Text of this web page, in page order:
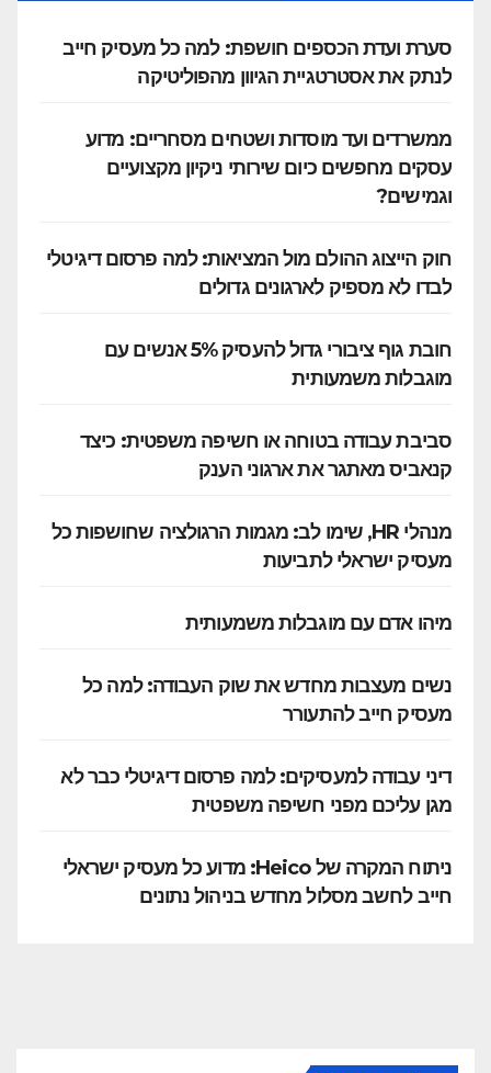
סערת ועדת הכספים חושפת: למה כל מעסיק חייב
לנתק את אסטרטגיית הגיוון מהפוליטיקה
ממשרדים ועד מוסדות ושטחים מסחריים: מדוע
עסקים מחפשים כיום שירותי ניקיון מקצועיים
וגמישים?
חוק הייצוג ההולם מול המציאות: למה פרסום דיגיטלי
לבדו לא מספיק לארגונים גדולים
חובת גוף ציבורי גדול להעסיק 5% אנשים עם
מוגבלות משמעותית
סביבת עבודה בטוחה או חשיפה משפטית: כיצד
קנאביס מאתגר את ארגוני הענק
מנהלי HR, שימו לב: מגמות הרגולציה שחושפות כל
מעסיק ישראלי לתביעות
מיהו אדם עם מוגבלות משמעותית
נשים מעצבות מחדש את שוק העבודה: למה כל
מעסיק חייב להתעורר
דיני עבודה למעסיקים: למה פרסום דיגיטלי כבר לא
מגן עליכם מפני חשיפה משפטית
ניתוח המקרה של Heico: מדוע כל מעסיק ישראלי
חייב לחשב מסלול מחדש בניהול נתונים